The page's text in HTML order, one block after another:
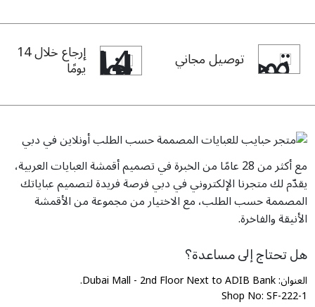
توصيل مجاني إرجاع خلال 14
يومًا
مع أكثر من 28 عامًا من الخبرة في تصميم أقمشة العبايات العربية،
يقدّم لك متجرنا الإلكتروني في دبي فرصة فريدة لتصميم عباياتك
المصممة حسب الطلب، مع الاختيار من مجموعة من الأقمشة
الأنيقة والفاخرة.
هل تحتاج إلى مساعدة؟
العنوان: Dubai Mall - 2nd Floor Next to ADIB Bank.
Shop No: SF-222-1